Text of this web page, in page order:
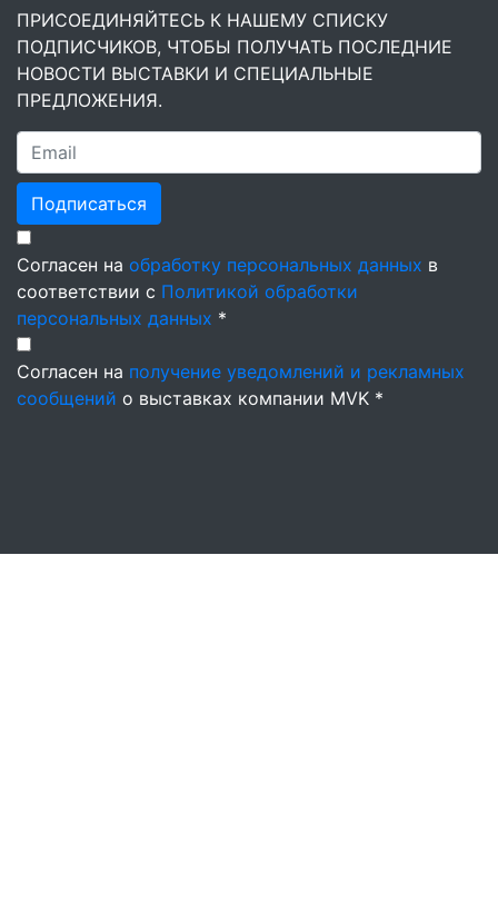
ПРИСОЕДИНЯЙТЕСЬ К НАШЕМУ СПИСКУ
ПОДПИСЧИКОВ, ЧТОБЫ ПОЛУЧАТЬ ПОСЛЕДНИЕ
НОВОСТИ ВЫСТАВКИ И СПЕЦИАЛЬНЫЕ
ПРЕДЛОЖЕНИЯ.
Подписаться
Согласен на обработку персональных данных в
соответствии с Политикой обработки
персональных данных *
Согласен на получение уведомлений и рекламных
сообщений о выставках компании MVK *